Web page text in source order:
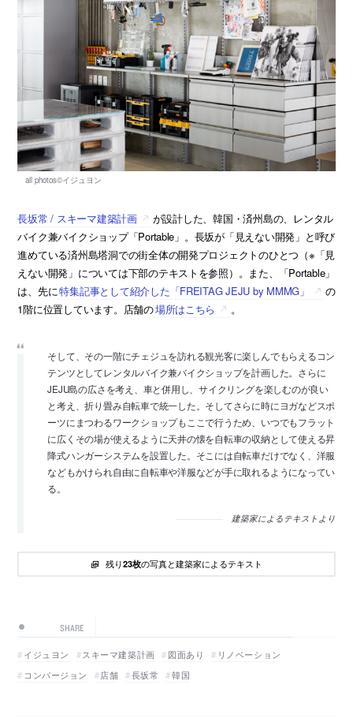
長坂常 / スキーマ建築計画
が設計した、韓国・済州島の、レンタル
バイク兼バイクショップ「Portable」。長坂が「見えない開発」と呼び
進めている済州島塔洞での街全体の開発プロジェクトのひとつ（※「見
えない開発」については下部のテキストを参照）。また、「Portable」
は、先に特集記事として紹介した「FREITAG JEJU by MMMG」
の
1階に位置しています。店舗の場所はこちら 。
そして、その一階にチェジュを訪れる観光客に楽しんでもらえるコン
テンツとしてレンタルバイク兼バイクショップを計画した。さらに
JEJU島の広さを考え、車と併用し、サイクリングを楽しむのが良い
と考え、折り畳み自転車で統一した。そしてさらに時にヨガなどスポ
ーツにまつわるワークショップもここで行うため、いつでもフラット
に広くその場が使えるように天井の懐を自転車の収納として使える昇
降式ハンガーシステムを設置した。そこには自転車だけでなく、洋服
などもかけられ自由に自転車や洋服などが手に取れるようになってい
る。
建築家によるテキストより
残り23枚の写真と建築家によるテキスト
SHARE
イジュヨン スキーマ建築計画 図面あり
リノベーション
コンバージョン
店舗 長坂常 韓国